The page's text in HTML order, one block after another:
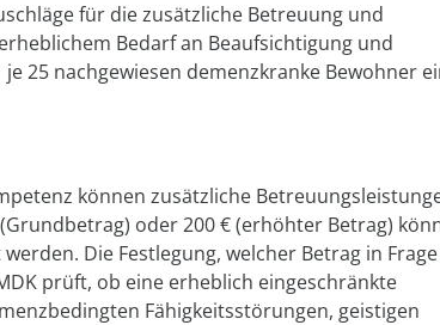
für die zusätzliche Betreuung und
Bedarf an Beaufsichtigung und
25 nachgewiesen demenzkranke Bewohner
können zusätzliche
oder 200 € (erhöhter Betrag)
Die Festlegung, welcher Betrag in Frage
prüft, ob eine erheblich eingeschränkte
Fähigkeitsstörungen, geistigen